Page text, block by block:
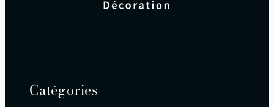
Catégories